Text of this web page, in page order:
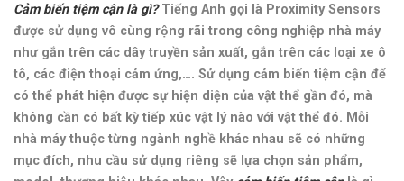
Cảm biến tiệm cận là gì?Tiếng Anh gọi là Proximity Sensors
được sử dụng vô cùng rộng rãi trong công nghiệp nhà máy
như gắn trên các dây truyền sản xuất, gắn trên các loại xe ô
tô, các điện thoại cảm ứng,…. Sử dụng cảm biến tiệm cận để
có thể phát hiện được sự hiện diện của vật thể gần đó, mà
không cần có bất kỳ tiếp xúc vật lý nào với vật thể đó. Mỗi
nhà máy thuộc từng ngành nghề khác nhau sẽ có những
mục đích, nhu cầu sử dụng riêng sẽ lựa chọn sản phẩm,